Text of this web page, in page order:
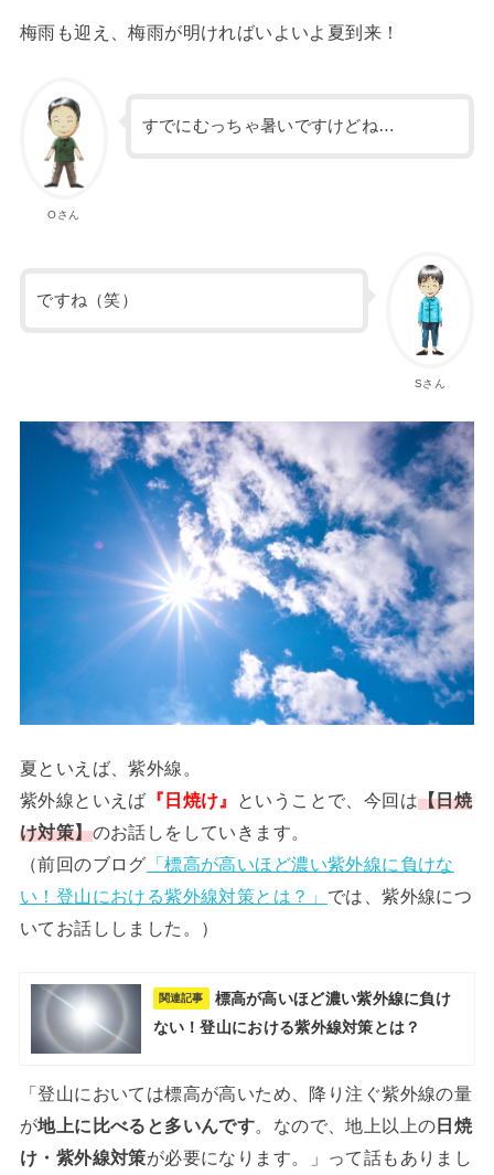
梅雨も迎え、梅雨が明ければいよいよ夏到来！
Oさん
すでにむっちゃ暑いですけどね…
Sさん
ですね（笑）
夏といえば、紫外線。
紫外線といえば 『日焼け』 ということで、今回は【日焼
け対策】のお話しをしていきます。
（前回のブログ 「標高が高いほど濃い紫外線に負けな
い！登山における紫外線対策とは？」 では、紫外線につ
いてお話ししました。）
関連記事
標高が高いほど濃い紫外線に負け
ない！登山における紫外線対策とは？
「登山においては標高が高いため、降り注ぐ紫外線の量
が地上に比べると多いんです。なので、地上以上の 日焼
け・紫外線対策が必要になります。」って話もありまし